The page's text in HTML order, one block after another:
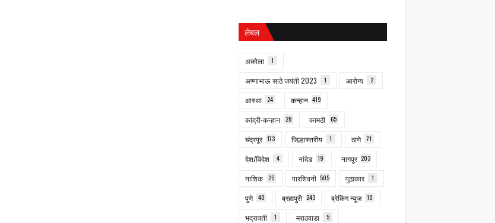
लेबल
अकोला 1
अण्णाभाऊ साठे जयंती 2023 1 आरोग्य 2
आस्था 24 कन्हान 419
कांद्री-कन्हान 28 कामठी 65
चंद्रपूर 173 जिल्हास्तरीय 1 ठाणे 71
देश/विदेश 4 नांदेड 19 नागपूर 203
नाशिक 25 पारशिवनी 505 पुढाकार 1
पुणे 40 ब्रह्मपुरी 243 ब्रेकिंग न्यूज 10
भद्रावती 1 मराठवाडा 5